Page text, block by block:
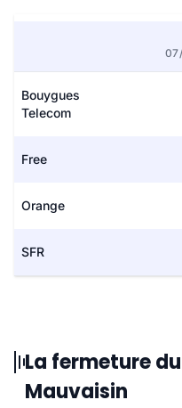
Bouygues
Telecom
Free
Orange
SFR
La fermeture
Mauvaisin